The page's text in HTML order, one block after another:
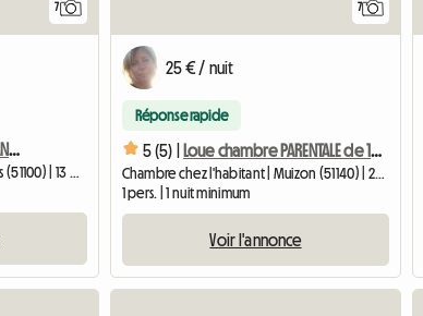
7
A LOUER CHAMBRE DANS GRAND APPARTEMENT ( 3 LOCATAIRES )
Chambre chez l'habitant | Reims (51100) | 13 M2
7
25 € / nuit
Réponse rapide
5 (5) | Loue chambre PARENTALE de 18m2
Chambre chez l'habitant | Muizon (51140) | 27 M2
1 pers. | 1 nuit minimum
Voir l'annonce